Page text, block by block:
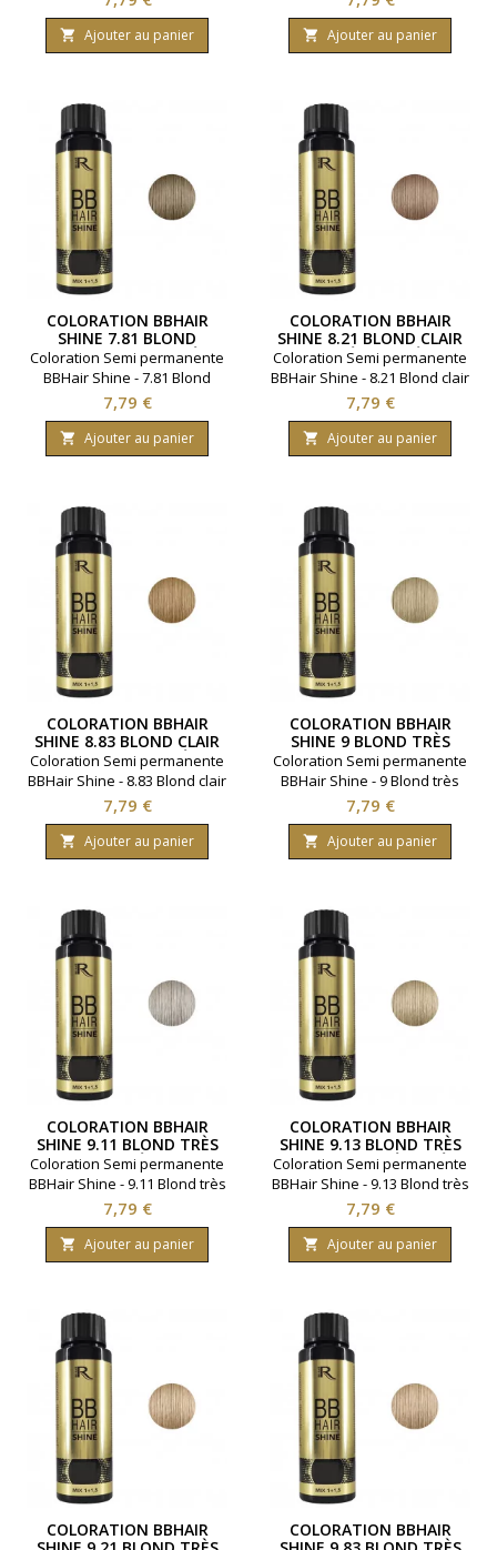
couleur en toute
simplicité.Gamme : BBHair.
Marque : Generik.
 Ajouter au panier
en toute simplicité.Gamme :
BBHair. Marque : Generik.
Contenance 60 millimètres.
 Ajouter au panier
COLORATION BBHAIR
SHINE 7.81 BLOND
EXPRESSO CENDRÉ
Coloration Semi permanente
BBHair Shine - 7.81 Blond
expresso cendré.Ravive la
couleur en toute
simplicité.Gamme : BBHair.
Marque : Generik.
Prix
7,79 €
 Ajouter au panier
COLORATION BBHAIR
SHINE 8.21 BLOND CLAIR
IRISÉ CENDRÉ
Coloration Semi permanente
BBHair Shine - 8.21 Blond clair
irisé cendré.Ravive la couleur
en toute simplicité.Gamme :
BBHair. Marque : Generik.
Contenance 60 millimètres.
Prix
7,79 €
 Ajouter au panier
COLORATION BBHAIR
SHINE 8.83 BLOND CLAIR
EXPRESSO DORÉ
Coloration Semi permanente
BBHair Shine - 8.83 Blond clair
expresso doré.Ravive la
couleur en toute
simplicité.Gamme : BBHair.
Marque : Generik.
Prix
7,79 €
 Ajouter au panier
COLORATION BBHAIR
SHINE 9 BLOND TRÈS
CLAIR
Coloration Semi permanente
BBHair Shine - 9 Blond très
clair.Ravive la couleur en
toute simplicité.Gamme :
BBHair. Marque : Generik.
Contenance 60 millimètres.
Prix
7,79 €
 Ajouter au panier
COLORATION BBHAIR
SHINE 9.11 BLOND TRÈS
CLAIR CENDRÉ INTENSE
Coloration Semi permanente
BBHair Shine - 9.11 Blond très
clair cendré intense.Ravive la
couleur en toute
simplicité.Gamme : BBHair.
Marque : Generik.
Prix
7,79 €
 Ajouter au panier
COLORATION BBHAIR
SHINE 9.13 BLOND TRÈS
CLAIR CENDRÉ DORÉ
Coloration Semi permanente
BBHair Shine - 9.13 Blond très
clair cendré doré.Ravive la
couleur en toute
simplicité.Gamme : BBHair.
Marque : Generik.
Prix
7,79 €
 Ajouter au panier
COLORATION BBHAIR
COLORATION BBHAIR